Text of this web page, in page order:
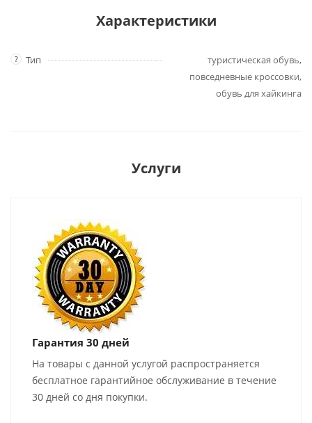
Характеристики
? Тип
туристическая обувь,
повседневные кроссовки,
обувь для хайкинга
Услуги
Гарантия 30 дней
На товары с данной услугой распространяется
бесплатное гарантийное обслуживание в течение
30 дней со дня покупки.